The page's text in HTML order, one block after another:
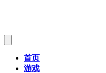
首页
游戏